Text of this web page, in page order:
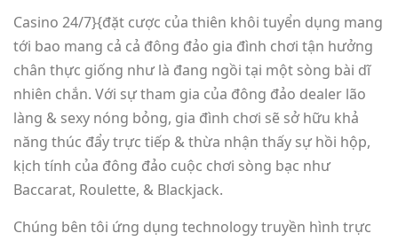
Casino 24/7}{đặt cược của thiên khôi tuyển dụng mang
tới bao mang cả cả đông đảo gia đình chơi tận hưởng
chân thực giống như là đang ngồi tại một sòng bài dĩ
nhiên chắn. Với sự tham gia của đông đảo dealer lão
làng & sexy nóng bỏng, gia đình chơi sẽ sở hữu khả
năng thúc đẩy trực tiếp & thừa nhận thấy sự hồi hộp,
kịch tính của đông đảo cuộc chơi sòng bạc như
Baccarat, Roulette, & Blackjack.
Chúng bên tôi ứng dụng technology truyền hình trực